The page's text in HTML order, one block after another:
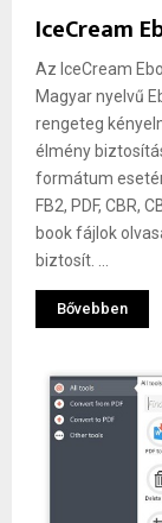
IceCream
Az IceCream
Magyar nyelvű
rengeteg
élmény
formátum
FB2, PDF, CBR,
book fájlok
biztosít. ...
Bővebben